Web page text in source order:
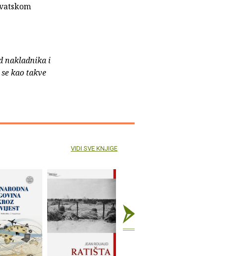
nakladnika i
kao takve
VIDI SVE KNJIGE